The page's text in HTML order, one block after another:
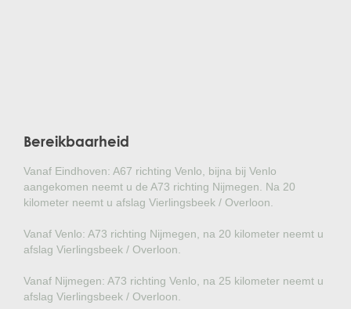
Bereikbaarheid
Vanaf Eindhoven: A67 richting Venlo, bijna bij Venlo
aangekomen neemt u de A73 richting Nijmegen. Na 20
kilometer neemt u afslag Vierlingsbeek / Overloon.
Vanaf Venlo: A73 richting Nijmegen, na 20 kilometer neemt u
afslag Vierlingsbeek / Overloon.
Vanaf Nijmegen: A73 richting Venlo, na 25 kilometer neemt u
afslag Vierlingsbeek / Overloon.